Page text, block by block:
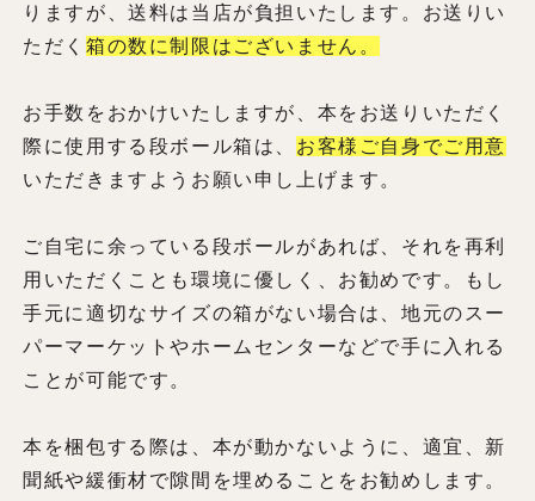
りますが、送料は当店が負担いたします。お送りい
ただく 箱の数に制限はございません。
お手数をおかけいたしますが、本をお送りいただく
際に使用する段ボール箱は、 お客様ご自身でご用意
いただきますようお願い申し上げます。
ご自宅に余っている段ボールがあれば、それを再利
用いただくことも環境に優しく、お勧めです。もし
手元に適切なサイズの箱がない場合は、地元のスー
パーマーケットやホームセンターなどで手に入れる
ことが可能です。
本を梱包する際は、本が動かないように、適宜、新
聞紙や緩衝材で隙間を埋めることをお勧めします。